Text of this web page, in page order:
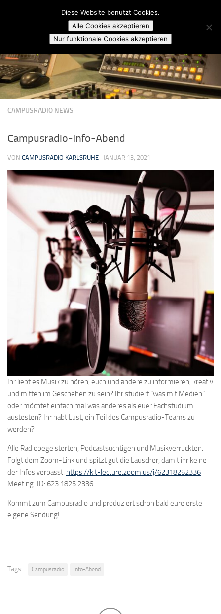
Skip to content
Campusradio Karlsruhe
CAMPUSRADIO NEWS
Campusradio-Info-Abend
VON CAMPUSRADIO KARLSRUHE · JANUAR 13, 2021
Ihr liebt es Musik zu hören, euch und andere zu informieren, kreativ
und mitten im Geschehen zu sein? Ihr studiert “was mit Medien”
oder möchtet einfach mal was anderes als euer Fachstudium
austesten? Ihr habt Lust, ein Teil des Campusradio-Teams zu
werden?
Alle Radiobegeisterten, Podcastsüchtigen und Musikverrückten:
Folgt dem Zoom-Link und spitzt gut die Lauscher, damit ihr keine
der Infos verpasst: https://kit-lecture.zoom.us/j/62318252336
Meeting-ID: 623 1825 2336
Kommt zum Campusradio und produziert schon bald eure erste
eigene Sendung!
Tags: Campusradio Info-Abend
Diese Website benutzt Cookies.
Alle Cookies akzeptieren
Nur funktionale Cookies akzeptieren